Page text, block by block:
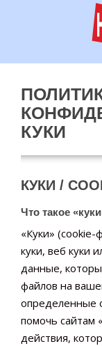
p
КУКИ
КУКИ /
Что такое
«Куки» (cookie-
куки, веб куки
данные,
файлов на
определенные
помочь сайтам
действия,